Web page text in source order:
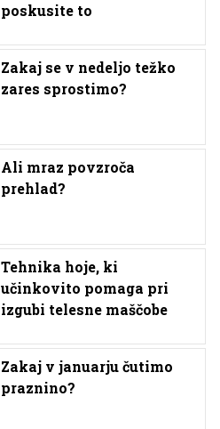
poskusite to
Zakaj se v nedeljo težko
zares sprostimo?
Ali mraz povzroča
prehlad?
Tehnika hoje, ki
učinkovito pomaga pri
izgubi telesne maščobe
Zakaj v januarju čutimo
praznino?